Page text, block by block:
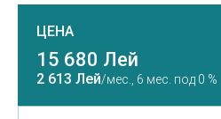
ЦЕНА
15 680 Лей
2 613 Лей/мес., 6 мес. под 0 %